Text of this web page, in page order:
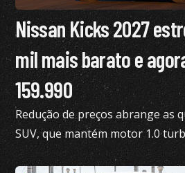
Nissan Kicks 2027
mil mais barato e
159.990
Redução de preços abrange as
SUV, que mantém motor 1.0
de dupla embreagem